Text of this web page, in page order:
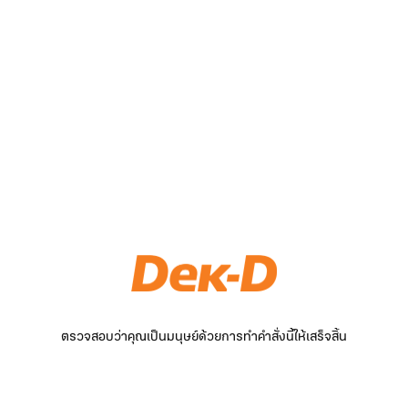
ตรวจสอบว่าคุณเป็นมนุษย์ด้วยการทำคำสั่งนี้ให้เสร็จสิ้น